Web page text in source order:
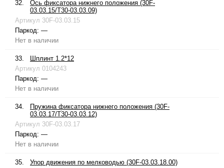
32.
Ось фиксатора нижнего положения (30F-
03.03.15/T30-03.03.09)
Артикул 30F-03.03.15
Паркод: —
Нет в наличии
33.
Шплинт 1.2*12
Артикул 0104243
Паркод: —
Нет в наличии
34.
Пружина фиксатора нижнего положения (30F-
03.03.17/T30-03.03.12)
Артикул 30F-03.03.17
Паркод: —
Нет в наличии
35.
Упор движения по мелководью (30F-03.03.18.00)